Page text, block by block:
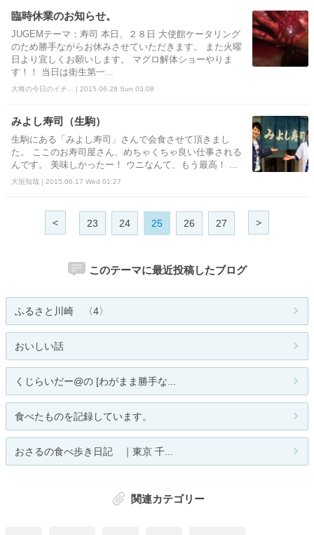
臨時休業のお知らせ。
JUGEMテーマ：寿司 本日、２８日 大使館ケータリング
のため勝手ながらお休みさせていただきます。 また火曜
日より宜しくお願いします。 マグロ解体ショーやりま
す！！ 当日は衛生第一...
大将の今日のイチ... | 2015.06.28 Sun 03:08
みよし寿司（生駒）
生駒にある「みよし寿司」さんで会食させて頂きまし
た。 ここのお寿司屋さん、めちゃくちゃ良い仕事される
んです。 美味しかったー！ ウニなんて、もう最高！ ...
大垣知哉 | 2015.06.17 Wed 01:27
< 23 24 25 26 27 >
このテーマに最近投稿したブログ
ふるさと川崎 〈4〉
おいしい話
くじらいだー@の [わがまま勝手な...
食べたものを記録しています。
おさるの食べ歩き日記 ｜東京 千...
関連カテゴリー